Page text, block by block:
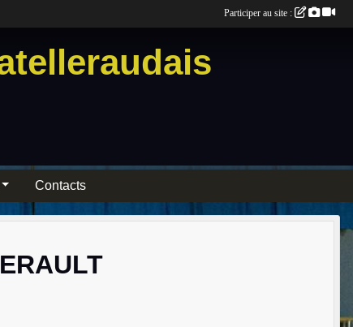
Contacts
Participer au site :